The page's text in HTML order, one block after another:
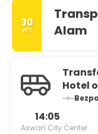
30
wrz
Alam
Hotel
14:05
Aswan City Center